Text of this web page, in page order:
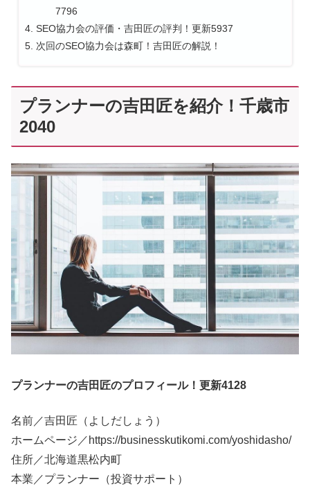
7796
SEO協力会の評価・吉田匠の評判！更新5937
次回のSEO協力会は森町！吉田匠の解説！
プランナーの吉田匠を紹介！千歳市
2040
プランナーの吉田匠のプロフィール！更新4128
名前／吉田匠（よしだしょう）
ホームページ／https://businesskutikomi.com/yoshidasho/
住所／北海道黒松内町
本業／プランナー（投資サポート）